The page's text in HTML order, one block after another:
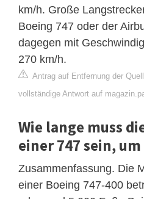
km/h. Große
Boeing 747 oder der
dagegen mit
270 km/h.
Antrag auf Entfernung der
vollständige Antwort auf
Wie lange muss
einer 747 sein,
Zusammenfassung. Die
einer Boeing 747-400